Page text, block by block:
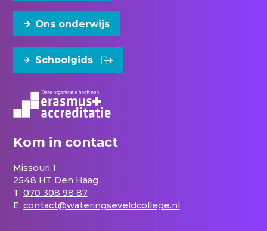
Ons onderwijs
Schoolgids
Kom in contact
Missouri 1
2548 HT Den Haag
T: 070 308 98 87
E: contact@wateringseveldcollege.nl